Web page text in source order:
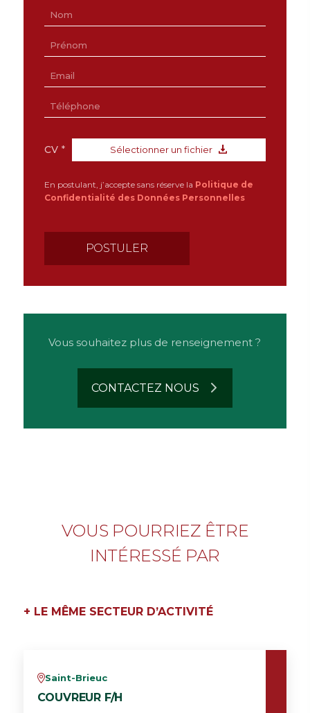
CV * Sélectionner un fichier
En postulant, j’accepte sans réserve la Politique de
Confidentialité des Données Personnelles
Vous souhaitez plus de renseignement ?
CONTACTEZ NOUS n
VOUS POURRIEZ ÊTRE
INTÉRESSÉ PAR
+ LE MÊME SECTEUR D’ACTIVITÉ
vSaint-Brieuc
COUVREUR F/H